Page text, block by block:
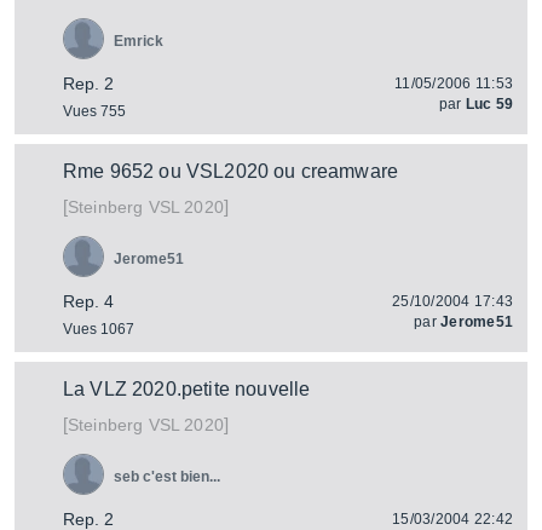
Rep. 2
Vues 755
Emrick
11/05/2006 11:53
par Luc 59
Rme 9652 ou VSL2020 ou creamware
[Steinberg VSL 2020]
Rep. 4
Vues 1067
Jerome51
25/10/2004 17:43
parJerome51
La VLZ 2020.petite nouvelle
[Steinberg VSL 2020]
Rep. 2
seb c'est bien...
15/03/2004 22:42